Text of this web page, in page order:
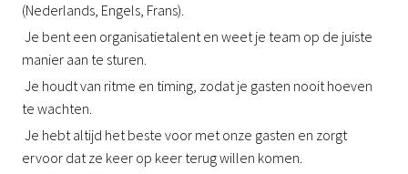
(Nederlands, Engels, Frans).
Je bent een organisatietalent en weet je team op de juiste
manier aan te sturen.
Je houdt van ritme en timing, zodat je gasten nooit hoeven
te wachten.
Je hebt altijd het beste voor met onze gasten en zorgt
ervoor dat ze keer op keer terug willen komen.